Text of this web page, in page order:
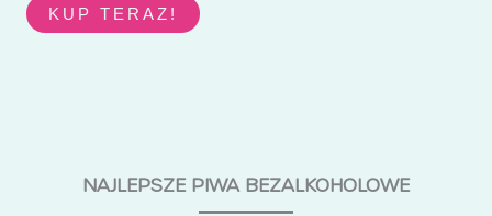
KUP TERAZ!
NAJLEPSZE PIWA BEZALKOHOLOWE